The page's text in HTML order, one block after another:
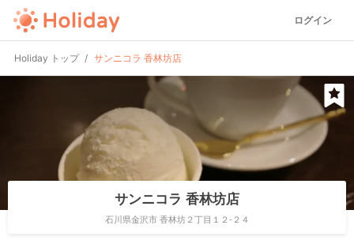
ログイン
Holiday トップ サンニコラ 香林坊店
サンニコラ 香林坊店
石川県金沢市 香林坊２丁目１２-２４